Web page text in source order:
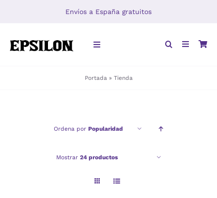
Envíos a España gratuitos
Toggle
Portada » Tienda
Ordena por Popularidad
Mostrar 24 productos